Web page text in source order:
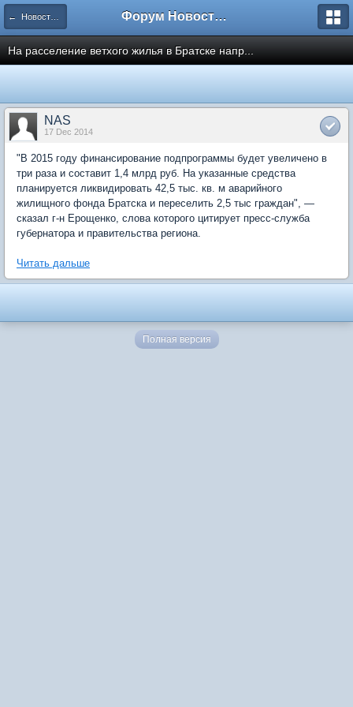
← Новости рынка недвижимости Форум Новостройки
На расселение ветхого жилья в Братске напр...
NAS
17 Dec 2014
"В 2015 году финансирование подпрограммы будет увеличено в
три раза и составит 1,4 млрд руб. На указанные средства
планируется ликвидировать 42,5 тыс. кв. м аварийного
жилищного фонда Братска и переселить 2,5 тыс граждан", —
сказал г-н Ерощенко, слова которого цитирует пресс-служба
губернатора и правительства региона.
Читать дальше
Полная версия